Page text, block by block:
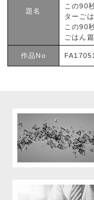
題名
この90
ターご
この90
ごはん篇
作品No